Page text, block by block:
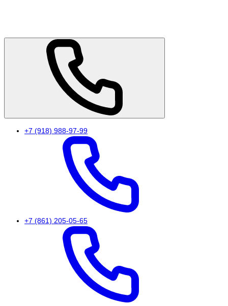
+7 (918) 988-97-99
+7 (861) 205-05-65